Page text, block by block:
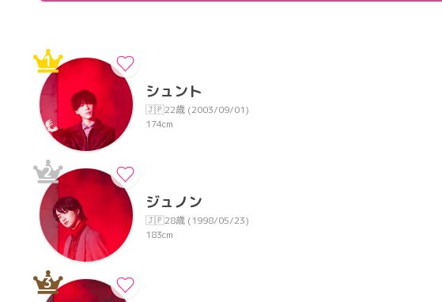
1
シュント
🇯🇵22歳 (2003/09/01)
174cm
2
ジュノン
🇯🇵28歳 (1998/05/23)
183cm
3